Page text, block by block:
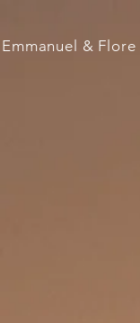
Emmanuel & Flore